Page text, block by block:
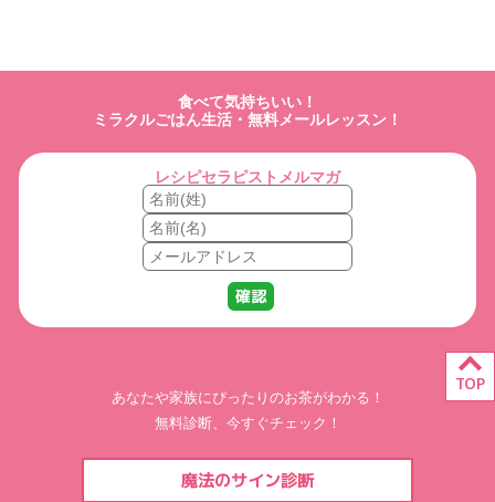
食べて気持ちいい！
ミラクルごはん生活・無料メールレッスン！
レシピセラピストメルマガ
TOP
あなたや家族にぴったりのお茶がわかる！
無料診断、今すぐチェック！
魔法のサイン診断